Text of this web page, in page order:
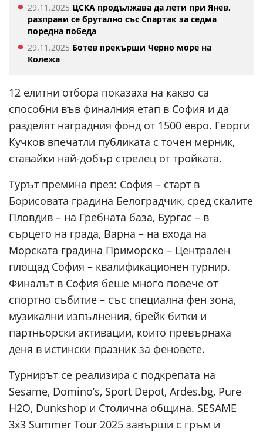
29.11.2025 ЦСКА продължава да лети при Янев,
разправи се брутално със Спартак за седма
поредна победа
29.11.2025 Ботев прекърши Черно море на
Колежа
12 елитни отбора показаха на какво са
способни във финалния етап в София и да
разделят наградния фонд от 1500 евро. Георги
Кучков впечатли публиката с точен мерник,
ставайки най-добър стрелец от тройката.
Турът премина през: София – старт в
Борисовата градина Белоградчик, сред скалите
Пловдив – на Гребната база, Бургас – в
сърцето на града, Варна – на входа на
Морската градина Приморско – Централен
площад София – квалификационен турнир.
Финалът в София беше много повече от
спортно събитие – със специална фен зона,
музикални изпълнения, брейк битки и
партньорски активации, които превърнаха
деня в истински празник за феновете.
Турнирът се реализира с подкрепата на
Sesame, Domino’s, Sport Depot, Ardes.bg, Pure
H2O, Dunkshop и Столична община. SESAME
3x3 Summer Tour 2025 завърши с гръм и